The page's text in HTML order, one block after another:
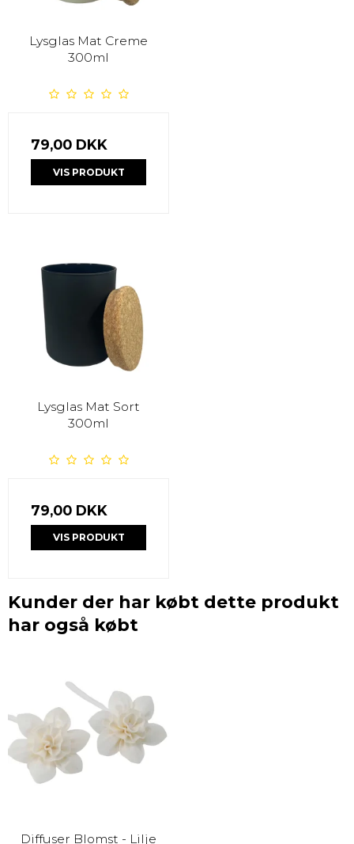
Lysglas Mat Creme
300ml
79,00 DKK
VIS PRODUKT
Lysglas Mat Sort
300ml
79,00 DKK
VIS PRODUKT
Kunder der har købt dette produkt
har også købt
Diffuser Blomst - Lilje